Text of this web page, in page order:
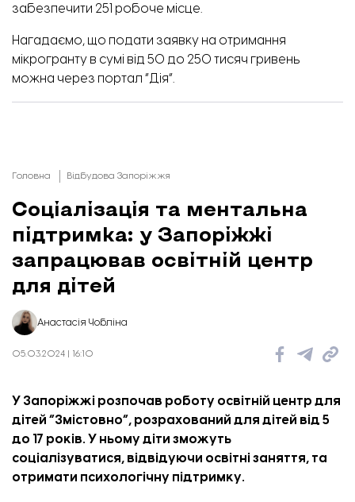
забезпечити 251 робоче місце.
Нагадаємо, що подати заявку на отримання
мікрогранту в сумі від 50 до 250 тисяч гривень
можна через портал “Дія”.
Головна Відбудова Запоріжжя
Соціалізація та ментальна
підтримка: у Запоріжжі
запрацював освітній центр
для дітей
Анастасія Чобліна
05.03.2024 | 16:10
У Запоріжжі розпочав роботу освітній центр для
дітей “Змістовно”, розрахований для дітей від 5
до 17 років. У ньому діти зможуть
соціалізуватися, відвідуючи освітні заняття, та
отримати психологічну підтримку.